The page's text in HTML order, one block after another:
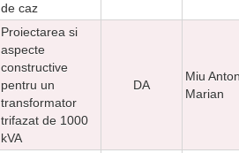
de caz
Proiectarea si
aspecte
constructive
pentru un
transformator
trifazat de 1000
kVA
DA
Miu
Marian